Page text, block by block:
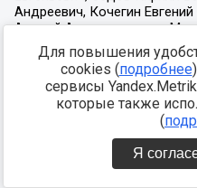
Для повышения
cookies (подробнее
сервисы
которые также
(
Я